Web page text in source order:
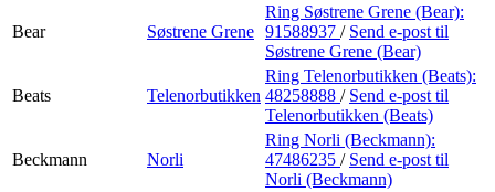
Bear Søstrene Grene
Ring Søstrene Grene (Bear):
91588937 / Send e-post til
Søstrene Grene (Bear)
Beats Telenorbutikken
Ring Telenorbutikken (Beats):
48258888 / Send e-post til
Telenorbutikken (Beats)
Beckmann Norli
Ring Norli (Beckmann):
47486235 / Send e-post til
Norli (Beckmann)